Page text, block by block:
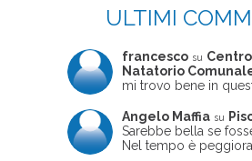
ULTIMI
francesco su
Natatorio
mi trovo bene in
Angelo Maffia su
Sarebbe bella se
Nel tempo è